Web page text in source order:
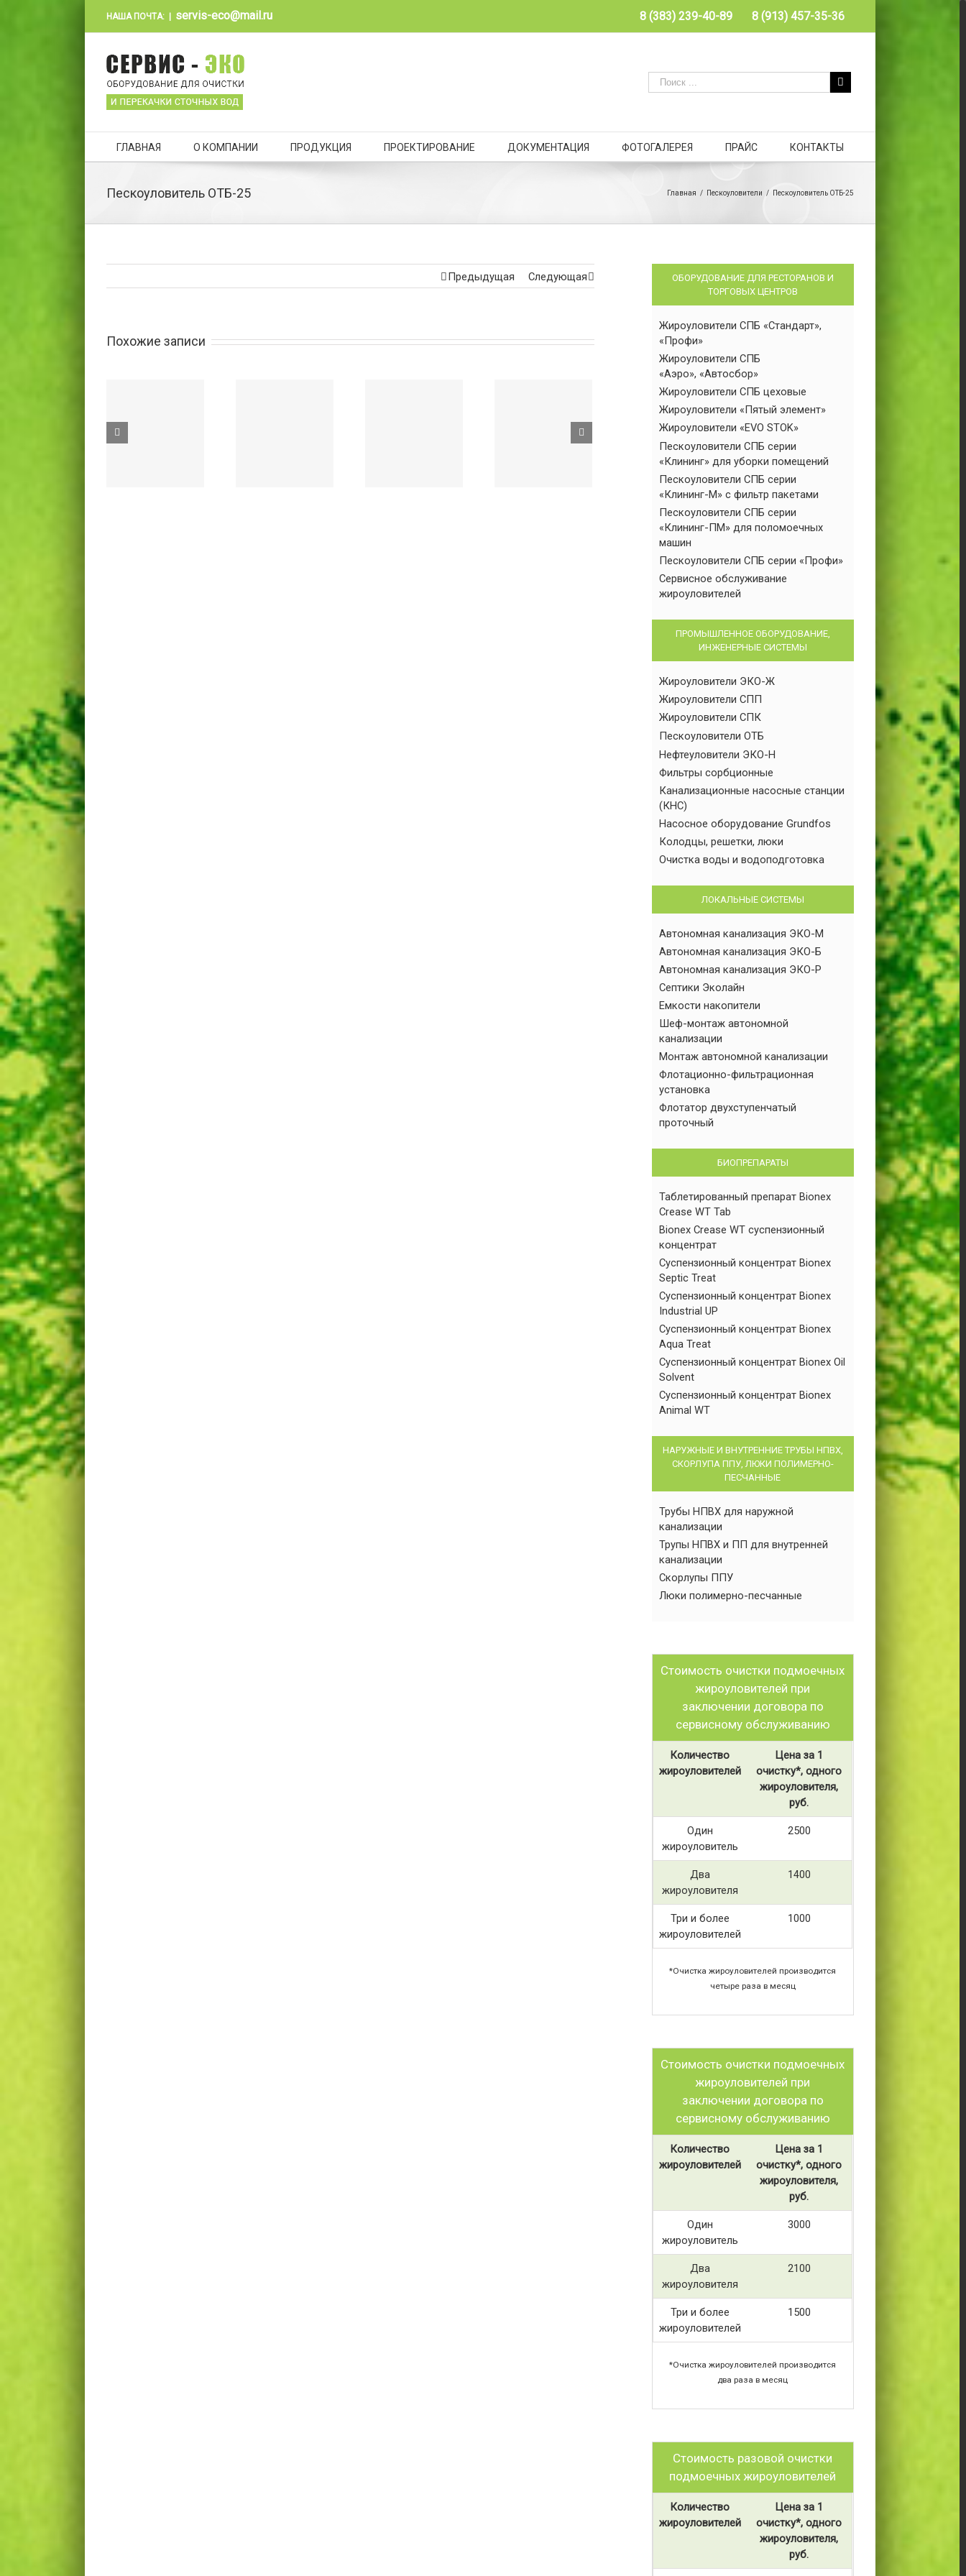
НАША ПОЧТА: servis-eco@mail.ru 8 (383) 239-40-89 8 (913) 457-35-36
ГЛАВНАЯ О КОМПАНИИ ПРОДУКЦИЯ ПРОЕКТИРОВАНИЕ ДОКУМЕНТАЦИЯ ФОТОГАЛЕРЕЯ ПРАЙС КОНТАКТЫ
Пескоуловитель ОТБ-25 Главная / Пескоуловители / Пескоуловитель ОТБ-25
Предыдущая Следующая
Похожие записи
ОБОРУДОВАНИЕ ДЛЯ РЕСТОРАНОВ И
ТОРГОВЫХ ЦЕНТРОВ
Жироуловители СПБ «Стандарт»,
«Профи»
Жироуловители СПБ
«Аэро», «Автосбор»
Жироуловители СПБ цеховые
Жироуловители «Пятый элемент»
Жироуловители «EVO STOK»
Пескоуловители СПБ серии
«Клининг» для уборки помещений
Пескоуловители СПБ серии
«Клининг-М» с фильтр пакетами
Пескоуловители СПБ серии
«Клининг-ПМ» для поломоечных
машин
Пескоуловители СПБ серии «Профи»
Сервисное обслуживание
жироуловителей
ПРОМЫШЛЕННОЕ ОБОРУДОВАНИЕ,
ИНЖЕНЕРНЫЕ СИСТЕМЫ
Жироуловители ЭКО-Ж
Жироуловители СПП
Жироуловители СПК
Пескоуловители ОТБ
Нефтеуловители ЭКО-Н
Фильтры сорбционные
Канализационные насосные станции
(КНС)
Насосное оборудование Grundfos
Колодцы, решетки, люки
Очистка воды и водоподготовка
ЛОКАЛЬНЫЕ СИСТЕМЫ
Автономная канализация ЭКО-М
Автономная канализация ЭКО-Б
Автономная канализация ЭКО-Р
Септики Эколайн
Емкости накопители
Шеф-монтаж автономной
канализации
Монтаж автономной канализации
Флотационно-фильтрационная
установка
Флотатор двухступенчатый
проточный
БИОПРЕПАРАТЫ
Таблетированный препарат Bionex
Crease WT Tab
Bionex Crease WT суспензионный
концентрат
Суспензионный концентрат Bionex
Septic Treat
Суспензионный концентрат Bionex
Industrial UP
Суспензионный концентрат Bionex
Aqua Treat
Суспензионный концентрат Bionex Oil
Solvent
Суспензионный концентрат Bionex
Animal WT
НАРУЖНЫЕ И ВНУТРЕННИЕ ТРУБЫ НПВХ,
СКОРЛУПА ППУ, ЛЮКИ ПОЛИМЕРНО-
ПЕСЧАННЫЕ
Трубы НПВХ для наружной
канализации
Трупы НПВХ и ПП для внутренней
канализации
Скорлупы ППУ
Люки полимерно-песчанные
Стоимость очистки подмоечных
жироуловителей при
заключении договора по
сервисному обслуживанию
Количество
жироуловителей
Цена за 1
очистку*, одного
жироуловителя,
руб.
Один
жироуловитель
2500
Два
жироуловителя
1400
Три и более
жироуловителей
1000
*Очистка жироуловителей производится
четыре раза в месяц
Стоимость очистки подмоечных
жироуловителей при
заключении договора по
сервисному обслуживанию
Количество
жироуловителей
Цена за 1
очистку*, одного
жироуловителя,
руб.
Один
жироуловитель
3000
Два
жироуловителя
2100
Три и более
жироуловителей
1500
*Очистка жироуловителей производится
два раза в месяц
Стоимость разовой очистки
подмоечных жироуловителей
Количество
жироуловителей
Цена за 1
очистку*, одного
жироуловителя,
руб.